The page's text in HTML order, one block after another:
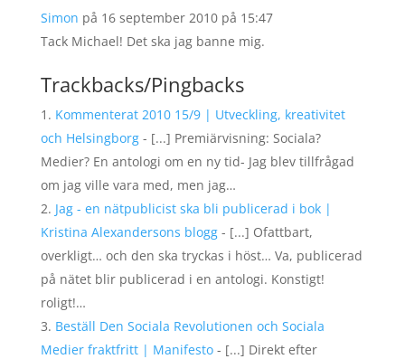
Simon på 16 september 2010 på 15:47
Tack Michael! Det ska jag banne mig.
Trackbacks/Pingbacks
Kommenterat 2010 15/9 | Utveckling, kreativitet
och Helsingborg- [...] Premiärvisning: Sociala?
Medier? En antologi om en ny tid- Jag blev tillfrågad
om jag ville vara med, men jag…
Jag - en nätpublicist ska bli publicerad i bok |
Kristina Alexandersons blogg- [...] Ofattbart,
overkligt… och den ska tryckas i höst… Va, publicerad
på nätet blir publicerad i en antologi. Konstigt!
roligt!…
Beställ Den Sociala Revolutionen och Sociala
Medier fraktfritt | Manifesto- [...] Direkt efter